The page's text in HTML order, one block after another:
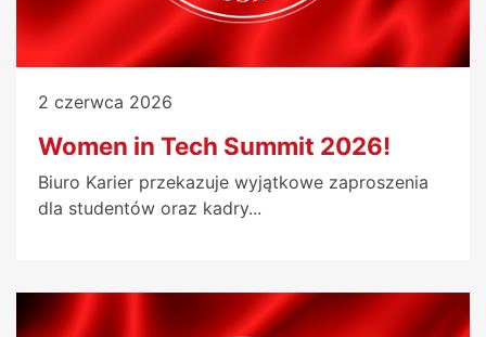
2 czerwca 2026
Women in Tech Summit 2026!
Biuro Karier przekazuje wyjątkowe zaproszenia
dla studentów oraz kadry...